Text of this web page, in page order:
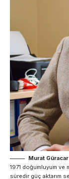
Murat
1971 doğumluyum ve
süredir güç aktarım